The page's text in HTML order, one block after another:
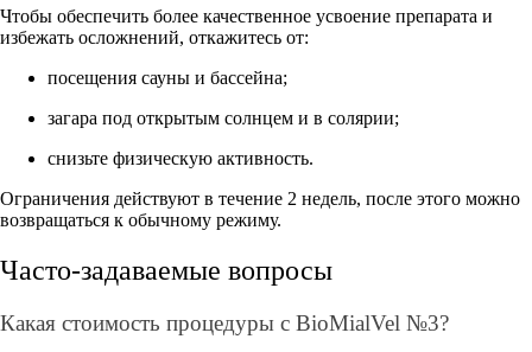
Чтобы обеспечить более качественное усвоение препарата и
избежать осложнений, откажитесь от:
посещения сауны и бассейна;
загара под открытым солнцем и в солярии;
снизьте физическую активность.
Ограничения действуют в течение 2 недель, после этого можно
возвращаться к обычному режиму.
Часто-задаваемые вопросы
Какая стоимость процедуры с BioMialVel №3?